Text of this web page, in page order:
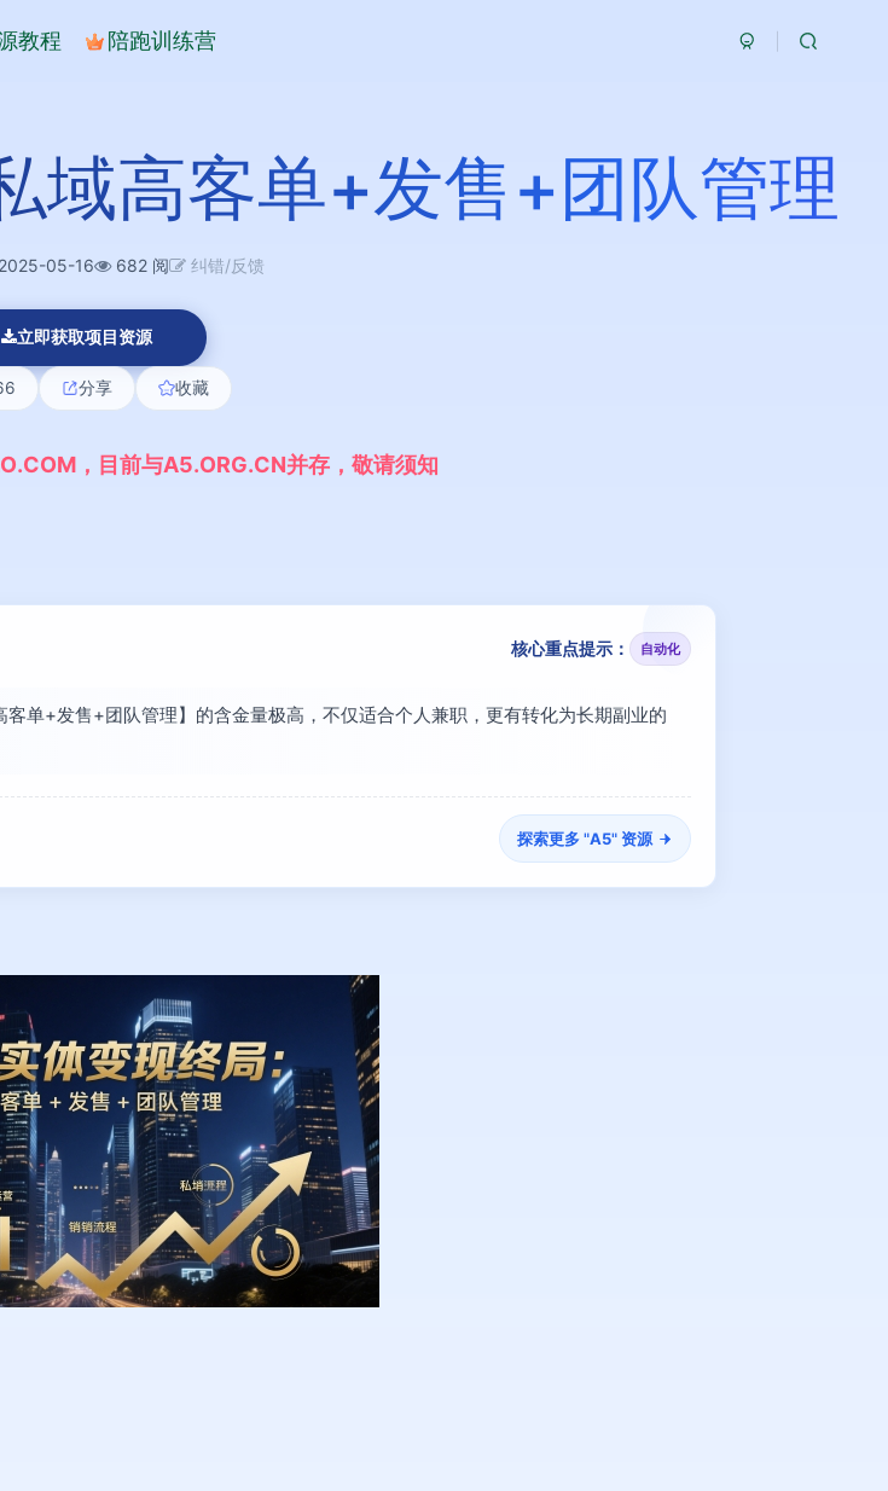
教程 陪跑训练营
域高客单+发售+团队管理
2025-05-16 682 阅 纠错/反馈
立即获取项目资源
分享 收藏
O.COM ， 目 前与A5.ORG.CN并存 ， 敬请须知
核心重点提示： 自动化
单+发售+团队管理】的含金量极高，不仅适合个人兼职，更有转化为长期副业的
探索更多 "A5" 资源